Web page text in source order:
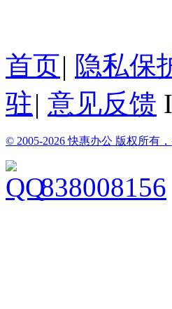
（周
首页| 隐私保
驻| 意见反馈
© 2005-2026 快惠办公 版权所有
838008156